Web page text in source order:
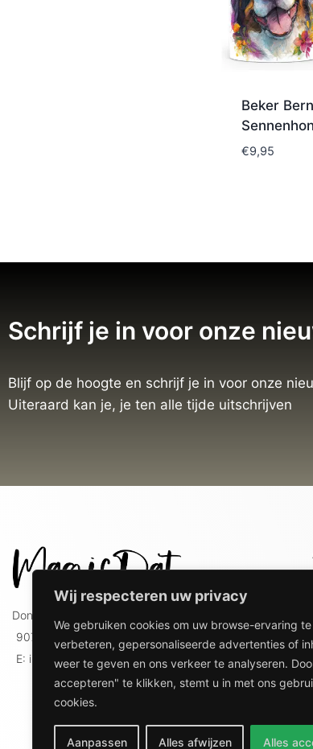
Wij respecteren uw privacy
We gebruiken cookies om uw browse-ervaring te
verbeteren, gepersonaliseerde advertenties of
weer te geven en ons verkeer te analyseren.
accepteren" te klikken, stemt u in met ons
cookies.
Aanpassen Alles afwijzen Alles
Beker
€9,95
Schrijf je in voor onze
Blijf op de hoogte en schrijf je in voor onze
Uiteraard kan je, je ten alle tijde uitschrijven
Doniaweg 9
9074 AE Hallum
E: info@magicdat.nl